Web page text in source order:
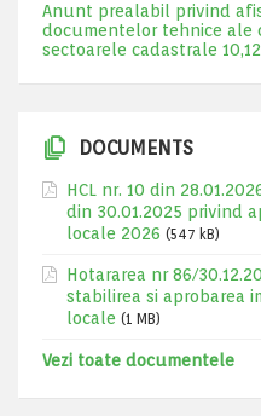
Anunt prealabil privind
documentelor tehnice
sectoarele cadastrale 10,12
DOCUMENTS
HCL nr. 10 din
din 30.01.2025 privind
locale 2026 (547 kB)
Hotararea nr 86/
stabilirea si aprobarea
locale (1 MB)
Vezi toate documentele